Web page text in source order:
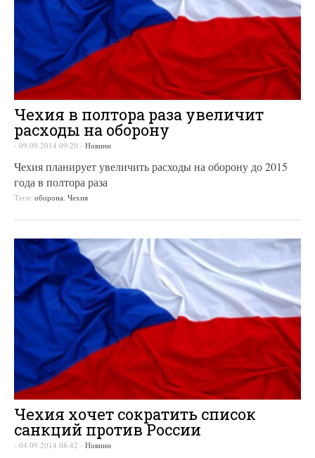
Чехия в полтора раза увеличит
расходы на оборону
- 09.09.2014 09:20 - Новини
Чехия планирует увеличить расходы на оборону до 2015
года в полтора раза
Теги: оборона Чехия
Чехия хочет сократить список
санкций против России
- 04.09.2014 08:42 - Новини